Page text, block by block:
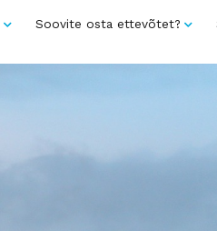
Soovite osta ettevõtet?